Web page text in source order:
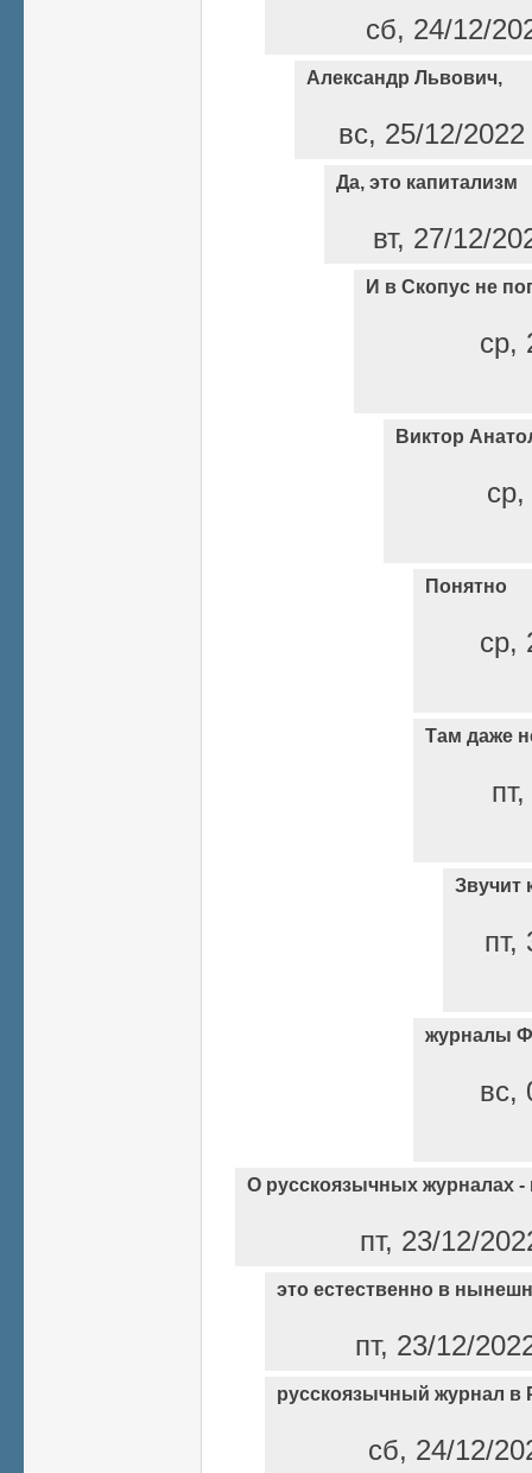
сб, 24/12/
Александр Львович,
вс, 25/12/
Да, это капитализм
вт, 27/12/
И в Скопус не
ср,
Виктор
Понятно
ср,
Там даже
Звучит
пт,
журналы
вс,
О русскоязычных журналах
пт, 23/12/
это естественно в
пт, 23/12/
русскоязычный журнал в
сб, 24/12/